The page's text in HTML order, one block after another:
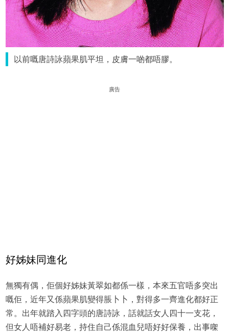
以前嘅唐詩詠蘋果肌平坦，皮膚一啲都唔膠。
廣告
好姊妹同進化
無獨有偶，佢個好姊妹黃翠如都係一樣，本來五官唔多突出
嘅佢，近年又係蘋果肌變得脹卜卜，對得多一齊進化都好正
常。出年就踏入四字頭的唐詩詠，話就話女人四十一支花，
但女人唔補好易老，持住自己係混血兒唔好好保養，出事㗎